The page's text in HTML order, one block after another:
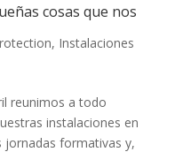
cosas que nos
, Instalaciones
reunimos a todo
instalaciones en
jornadas formativas y,